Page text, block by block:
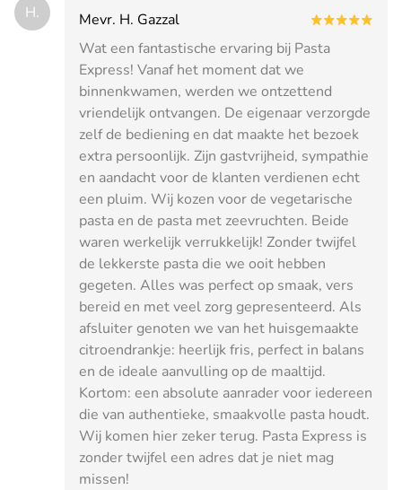
H.
Mevr. H. Gazzal
Wat een fantastische ervaring bij Pasta
Express! Vanaf het moment dat we
binnenkwamen, werden we ontzettend
vriendelijk ontvangen. De eigenaar verzorgde
zelf de bediening en dat maakte het bezoek
extra persoonlijk. Zijn gastvrijheid, sympathie
en aandacht voor de klanten verdienen echt
een pluim. Wij kozen voor de vegetarische
pasta en de pasta met zeevruchten. Beide
waren werkelijk verrukkelijk! Zonder twijfel
de lekkerste pasta die we ooit hebben
gegeten. Alles was perfect op smaak, vers
bereid en met veel zorg gepresenteerd. Als
afsluiter genoten we van het huisgemaakte
citroendrankje: heerlijk fris, perfect in balans
en de ideale aanvulling op de maaltijd.
Kortom: een absolute aanrader voor iedereen
die van authentieke, smaakvolle pasta houdt.
Wij komen hier zeker terug. Pasta Express is
zonder twijfel een adres dat je niet mag
missen!